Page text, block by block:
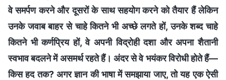
वे समर्पण करने और दूसरों के साथ सहयोग करने को तैयार हैं लेकिन
उनके जवाब बाहर से चाहे कितने भी अच्छे लगते हों, उनके शब्द चाहे
कितने भी कर्णप्रिय हों, वे अपनी विद्रोही दशा और अपना शैतानी
स्वभाव बदलने में असमर्थ रहते हैं। अंदर से वे भयंकर विरोधी होते हैं—
किस हद तक? अगर ज्ञान की भाषा में समझाया जाए, तो यह एक ऐसी